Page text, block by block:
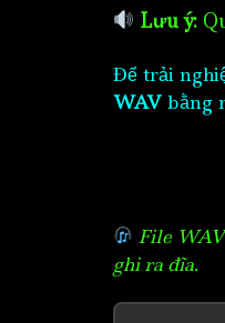
Lưu ý:
Để trải
WAV bằng
File
ghi ra đĩa.